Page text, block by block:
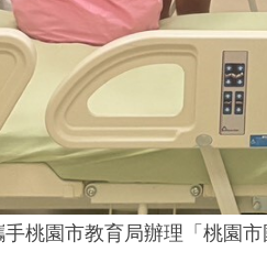
桃園市教育局辦理「桃園